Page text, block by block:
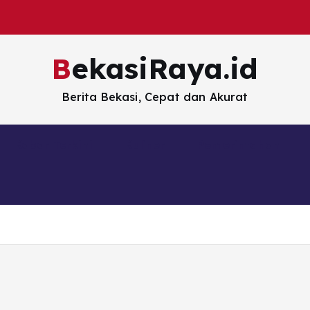
BekasiRaya.id
Berita Bekasi, Cepat dan Akurat